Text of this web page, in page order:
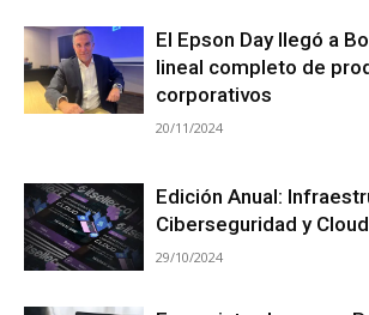
El Epson Day llegó a
lineal completo de
corporativos
20/11/2024
Edición Anual:
Ciberseguridad y Cloud
29/10/2024